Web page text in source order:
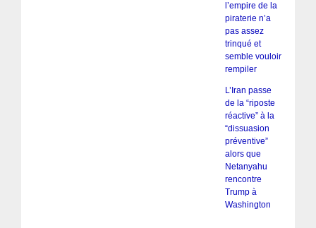
l’empire de la
piraterie n’a
pas assez
trinqué et
semble vouloir
rempiler
L’Iran passe
de la “riposte
réactive” à la
“dissuasion
préventive”
alors que
Netanyahu
rencontre
Trump à
Washington